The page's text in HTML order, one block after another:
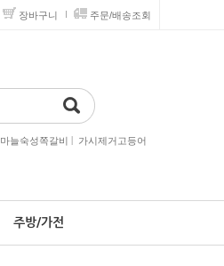
장바구니 주문/배송조회
마늘숙성쪽갈비 | 가시제거고등어
주방/가전